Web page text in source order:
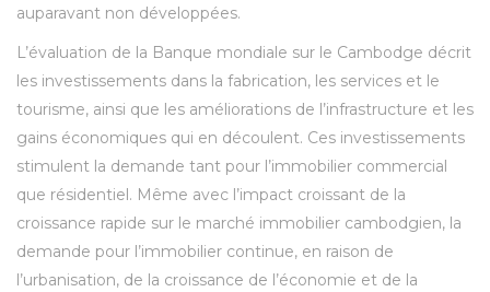
auparavant non développées.
L’évaluation de la Banque mondiale sur le Cambodge décrit
les investissements dans la fabrication, les services et le
tourisme, ainsi que les améliorations de l’infrastructure et les
gains économiques qui en découlent. Ces investissements
stimulent la demande tant pour l’immobilier commercial
que résidentiel. Même avec l’impact croissant de la
croissance rapide sur le marché immobilier cambodgien, la
demande pour l’immobilier continue, en raison de
l’urbanisation, de la croissance de l’économie et de la